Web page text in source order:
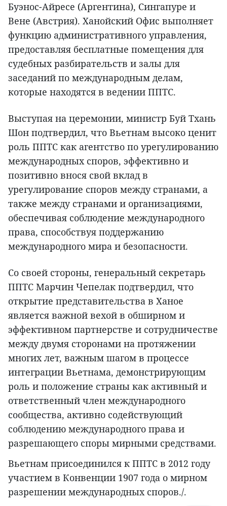
Буэнос-Айресе (Аргентина), Сингапуре и
Вене (Австрия). Ханойский Офис выполняет
функцию административного управления,
предоставляя бесплатные помещения для
судебных разбирательств и залы для
заседаний по международным делам,
которые находятся в ведении ППТС.
Выступая на церемонии, министр Буй Тхань
Шон подтвердил, что Вьетнам высоко ценит
роль ППТС как агентство по урегулированию
международных споров, эффективно и
позитивно внося свой вклад в
урегулирование споров между странами, а
также между странами и организациями,
обеспечивая соблюдение международного
права, способствуя поддержанию
международного мира и безопасности.
Со своей стороны, генеральный секретарь
ППТС Марчин Чепелак подтвердил, что
открытие представительства в Ханое
является важной вехой в обширном и
эффективном партнерстве и сотрудничестве
между двумя сторонами на протяжении
многих лет, важным шагом в процессе
интеграции Вьетнама, демонстрирующим
роль и положение страны как активный и
ответственный член международного
сообщества, активно содействующий
соблюдению международного права и
разрешающего споры мирными средствами.
Вьетнам присоединился к ППТС в 2012 году
участием в Конвенции 1907 года о мирном
разрешении международных споров./.